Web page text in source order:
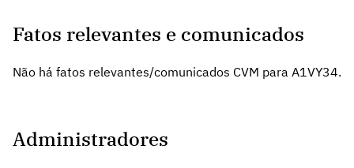
Fatos relevantes e comunicados
Não há fatos relevantes/comunicados CVM para A1VY34.
Administradores